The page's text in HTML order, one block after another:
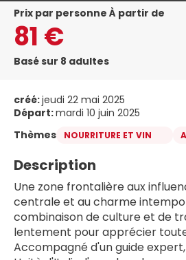
prix par personne À partir de
81 €
Basé sur 8 adultes
créé:jeudi 22 mai 2025
Départ:mardi 10 juin 2025
Thèmes
NOURRITURE ET VIN
Description
Une zone frontalière aux
centrale et au charme
combinaison de culture et de
lentement pour apprécier
Accompagné d'un guide